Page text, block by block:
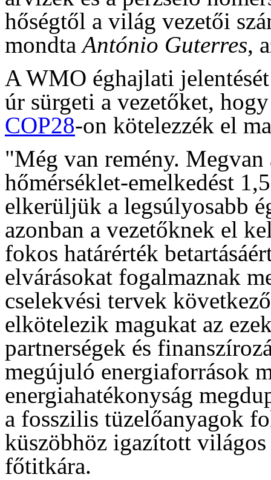
hőségtől a világ vezetői
mondtaAntónio Guterres,
A WMO éghajlati
úr sürgeti a vezetőket,
COP28-on kötelezzék el
"Még van remény.
hőmérséklet-emelkedést
elkerüljük a legsúlyosabb
azonban a vezetőknek el
fokos határérték
elvárásokat fogalmaznak
cselekvési tervek
elkötelezik magukat az
partnerségek és
megújuló energiaforrások
energiahatékonyság
a fosszilis tüzelőanyagok
küszöbhöz igazított
főtitkára.